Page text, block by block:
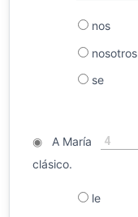
nos
nosotros
se
◉A María 4
clásico.
le